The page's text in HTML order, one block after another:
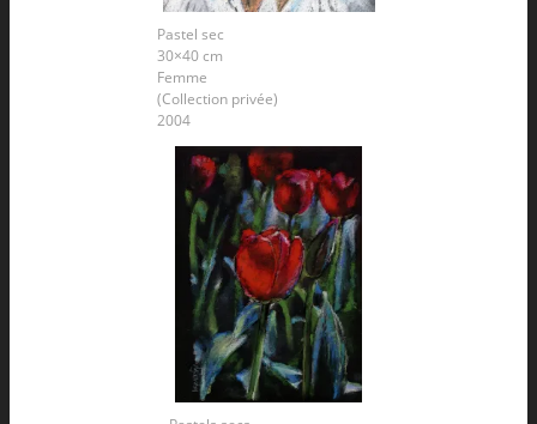
Pastel sec
30×40 cm
Femme
(Collection privée)
2004